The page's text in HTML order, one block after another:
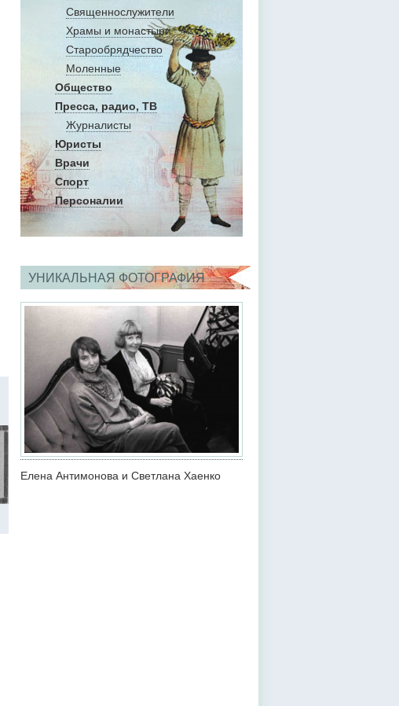
Священнослужители
Храмы и монастыри
Старообрядчество
Моленные
Общество
Пресса, радио, ТВ
Журналисты
Юристы
Врачи
Спорт
Персоналии
УНИКАЛЬНАЯ ФОТОГРАФИЯ
Елена Антимонова и Светлана Хаенко